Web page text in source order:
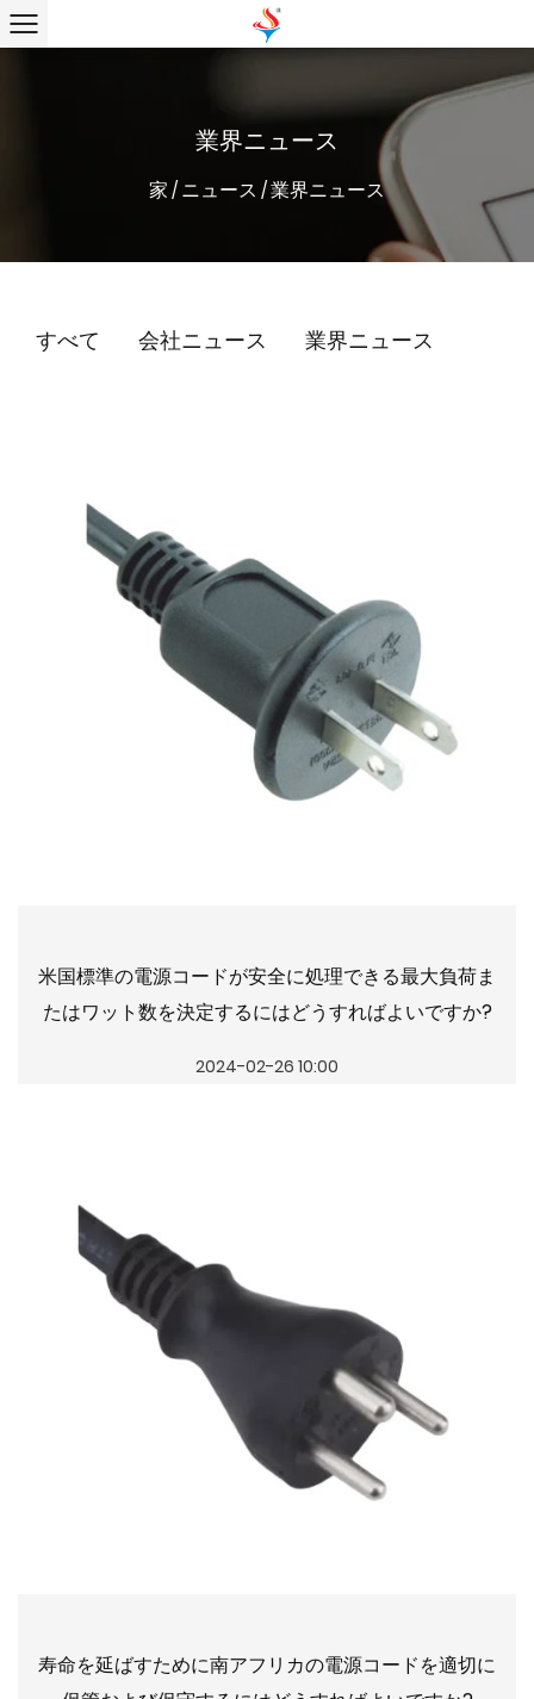
業界ニュース
家 / ニュース /業界ニュース
すべて 会社ニュース 業界ニュース
米国標準の電源コードが安全に処理できる最大負荷ま
たはワット数を決定するにはどうすればよいですか?
2024-02-26 10:00
寿命を延ばすために南アフリカの電源コードを適切に